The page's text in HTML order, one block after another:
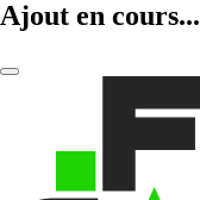
Ajout en cours...